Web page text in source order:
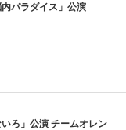
パラダイス」公演
ろ」公演 チームオレン